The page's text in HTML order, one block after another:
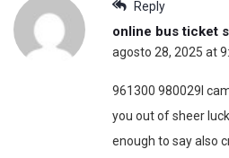
Reply
online bus ticket
agosto 28, 2025 at
961300 980029I
you out of sheer
enough to say also